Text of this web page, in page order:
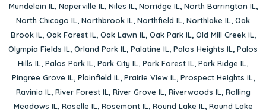
Mundelein IL, Naperville IL, Niles IL, Norridge IL, North Barrington IL,
North Chicago IL, Northbrook IL, Northfield IL, Northlake IL, Oak
Brook IL, Oak Forest IL, Oak Lawn IL, Oak Park IL, Old Mill Creek IL,
Olympia Fields IL, Orland Park IL, Palatine IL, Palos Heights IL, Palos
Hills IL, Palos Park IL, Park City IL, Park Forest IL, Park Ridge IL,
Pingree Grove IL, Plainfield IL, Prairie View IL, Prospect Heights IL,
Ravinia IL, River Forest IL, River Grove IL, Riverwoods IL, Rolling
Meadows IL, Roselle IL, Rosemont IL, Round Lake IL, Round Lake